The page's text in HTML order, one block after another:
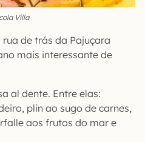
Villa
de trás da Pajuçara
mais interessante de
al dente. Entre elas:
plin ao sugo de carnes,
aos frutos do mar e